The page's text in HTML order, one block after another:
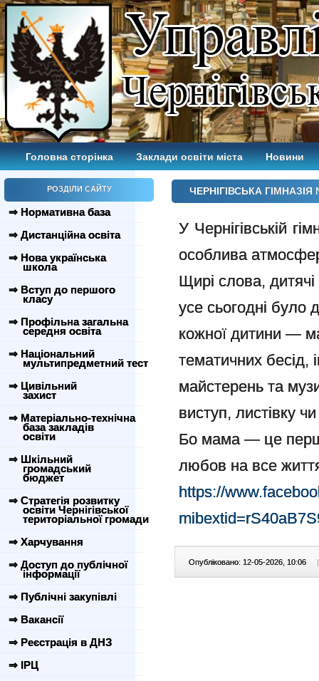
Головна сторінка Заклади освіти міста Новини
РОЗДІЛИ САЙТУ
⇒ Нормативна база
⇒ Дистанційна освіта
⇒ Нова українська
школа
⇒ Вступ до першого
класу
⇒ Профільна загальна
середня освіта
⇒ Національний
мультипредметний тест
⇒ Цивільний
захист
⇒ Матеріально-технічна
база закладів
освіти
⇒ Шкільний
громадський
бюджет
⇒ Стратегія розвитку
освіти Чернігівської
територіальної громади
⇒ Харчування
⇒ Доступ до публічної
інформації
⇒ Публічні закупівлі
⇒ Вакансії
⇒ Реєстрація в ДНЗ
⇒ ІРЦ
ЧЕРНІГІВСЬКА ГІМНАЗІЯ
У Чернігівській
особлива
Щирі слова,
усе сьогодні було
кожної дитини —
тематичних бесід,
майстерень та
виступ, листівку
Бо мама — це
любов на все
https://
Опубліковано: 12-05-2026, 10:06 |